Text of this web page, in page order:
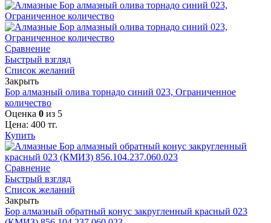
Сравнение
Быстрый взгляд
Список желаний
Закрыть
Бор алмазный олива торнадо синий 023, Ограниченное
количество
Оценка 0 из 5
Цена: 400 тг.
Купить
Сравнение
Быстрый взгляд
Список желаний
Закрыть
Бор алмазный обратный конус закругленный красный 023